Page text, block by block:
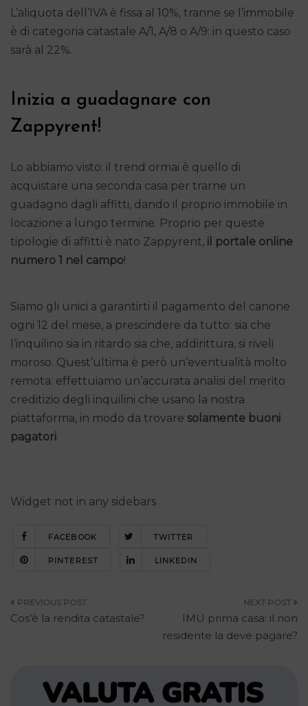
L’aliquota dell’IVA è fissa al 10%, tranne se l’immobile
è di categoria catastale A/1, A/8 o A/9: in questo caso
sarà al 22%.
Inizia a guadagnare con
Zappyrent!
Lo abbiamo visto: il trend ormai è quello di
acquistare una seconda casa per trarne un
guadagno dagli affitti, dando il proprio immobile in
locazione a lungo termine. Proprio per queste
tipologie di affitti è nato Zappyrent, il portale online
numero 1 nel campo!
Siamo gli unici a garantirti il pagamento del canone
ogni 12 del mese, a prescindere da tutto: sia che
l’inquilino sia in ritardo sia che, addirittura, si riveli
moroso. Quest’ultima è però un’eventualità molto
remota: effettuiamo un’accurata analisi del merito
creditizio degli inquilini che usano la nostra
piattaforma, in modo da trovare solamente buoni
pagatori.
Widget not in any sidebars
FACEBOOK TWITTER
PINTEREST LINKEDIN
Navigazione
Cos’è la rendita catastale?
IMU prima casa: il non
residente la deve pagare?